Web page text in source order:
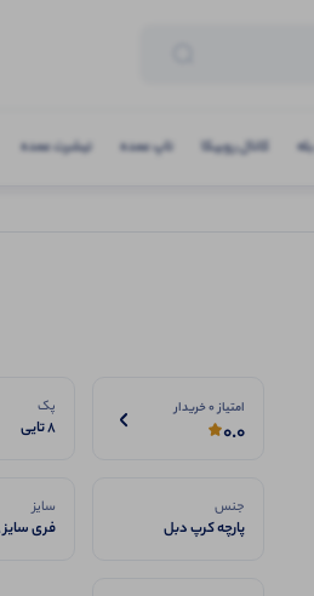
کانال روبیکا تاپ عمده تیشرت عمده
امتیاز 0 خریدار
0.0
پک
8 تایی
جنس
پارچه کرپ دبل
سایز
فری سایز 38 تا 50